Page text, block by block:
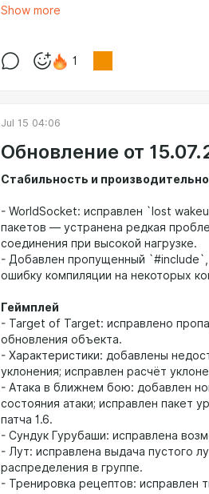
1.8 и 1.9 — обновлены шаблоны для
Jin'do, C'Thun Portal, Zulian Guardian,
Show more
1
Jul 15 04:06
Обновление от
Стабильность и
- WorldSocket: исправлен `lost
пакетов — устранена редкая
соединения при высокой нагрузке.
- Добавлен пропущенный
ошибку компиляции на некоторых
Геймплей
- Target of Target: исправлено
обновления объекта.
- Характеристики: добавлены
уклонения; исправлен расчёт
- Атака в ближнем бою: добавлен
состояния атаки; исправлен пакет
патча 1.6.
- Сундук Гурубаши: исправлена
- Лут: исправлена выдача пустого
распределения в группе.
- Тренировка рецептов: исправлен